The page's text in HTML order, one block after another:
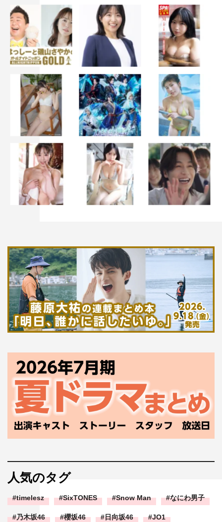
人気のタグ
timelesz SixTONES Snow Man なにわ男子
乃木坂46 櫻坂46 日向坂46 JO1